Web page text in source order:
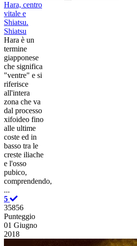
Hara, centro
vitale e
Shiatsu.
Shiatsu
Hara è un
termine
giapponese
che significa
"ventre" e si
riferisce
all'intera
zona che va
dal processo
xifoideo fino
alle ultime
coste ed in
basso tra le
creste iliache
e l'osso
pubico,
comprendendo,
...
5
35856
Punteggio
01 Giugno
2018